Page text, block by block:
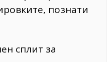
познати
сплит за